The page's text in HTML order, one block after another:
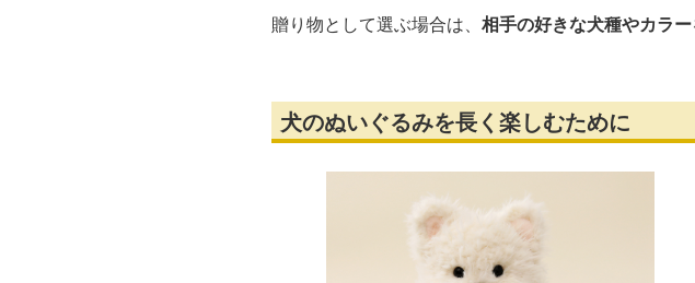
贈り物として選ぶ場合は、 相手の好きな犬種やカラー
犬のぬいぐるみを長く楽しむために